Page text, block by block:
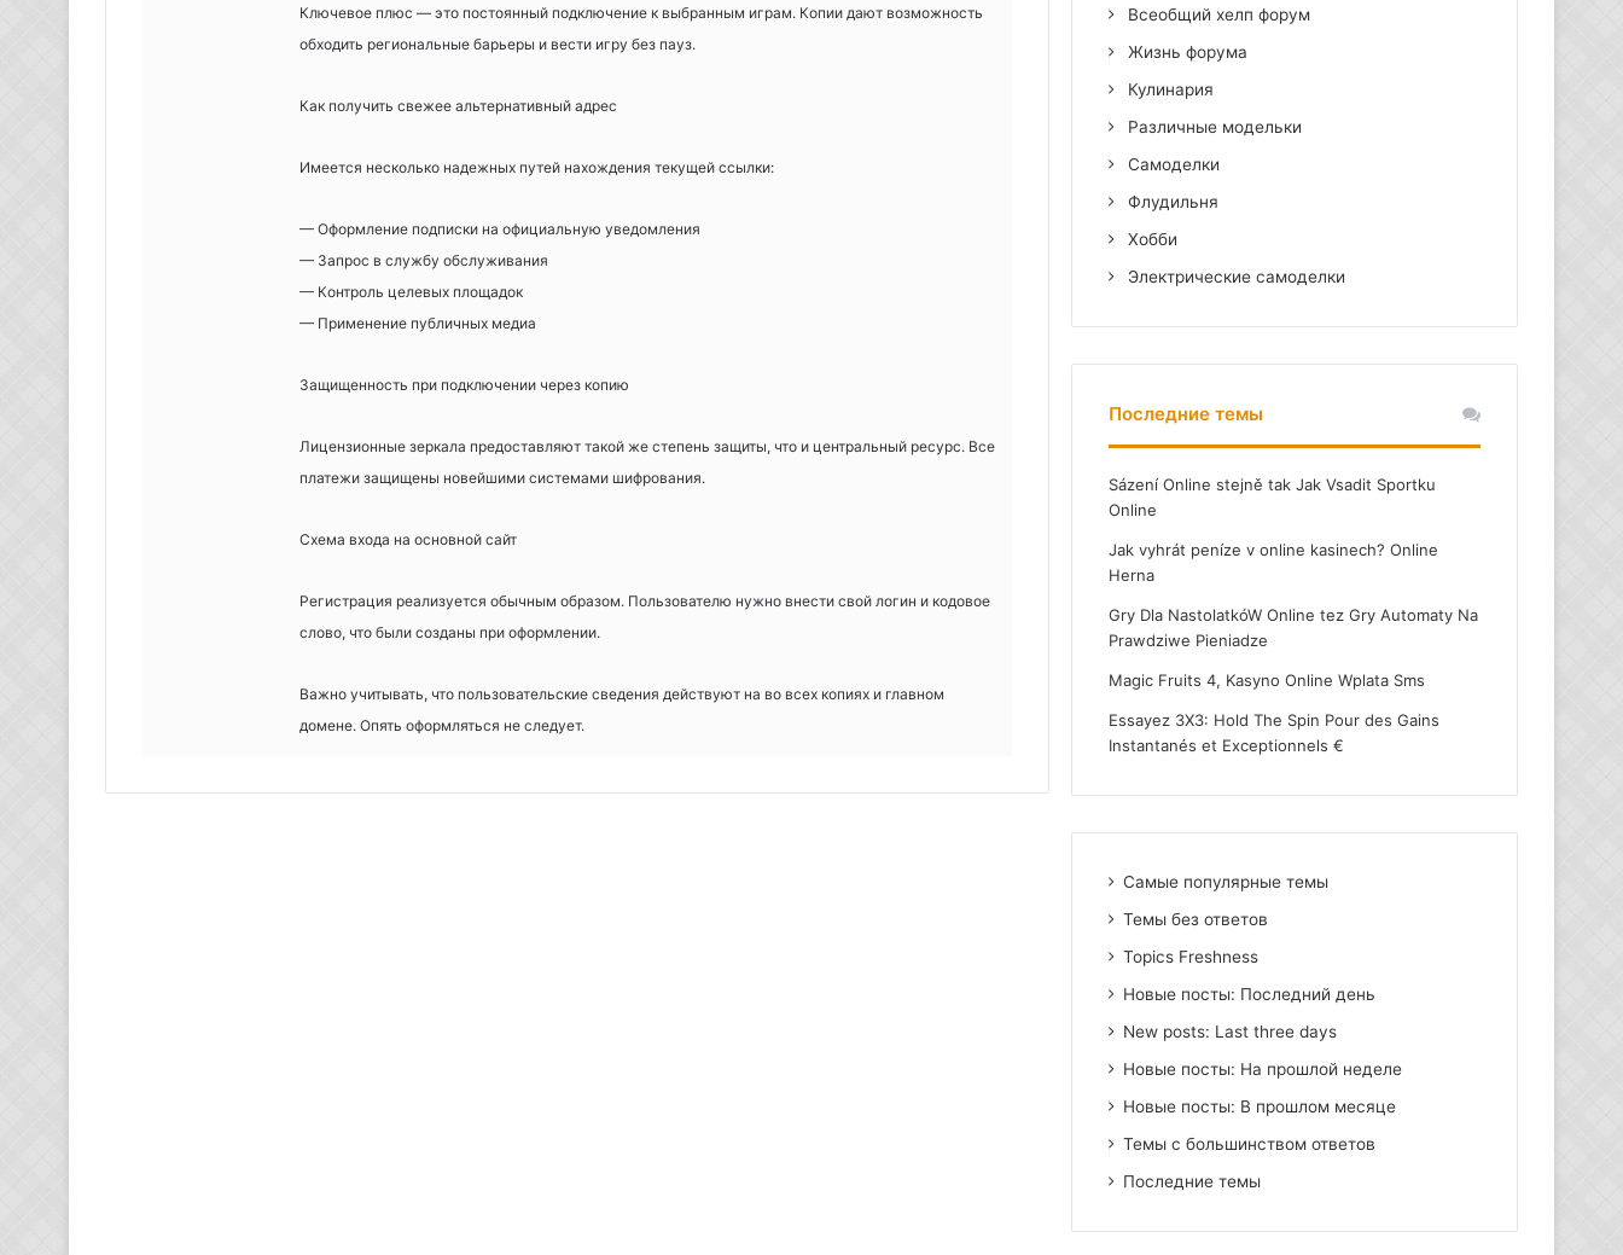
Ключевое плюс — это постоянный подключение к выбранным играм. Копии дают возможность
обходить региональные барьеры и вести игру без пауз.
Как получить свежее альтернативный адрес
Имеется несколько надежных путей нахождения текущей ссылки:
— Оформление подписки на официальную уведомления
— Запрос в службу обслуживания
— Контроль целевых площадок
— Применение публичных медиа
Защищенность при подключении через копию
Лицензионные зеркала предоставляют такой же степень защиты, что и центральный ресурс. Все
платежи защищены новейшими системами шифрования.
Схема входа на основной сайт
Регистрация реализуется обычным образом. Пользователю нужно внести свой логин и кодовое
слово, что были созданы при оформлении.
Важно учитывать, что пользовательские сведения действуют на во всех копиях и главном
домене. Опять оформляться не следует.
Всеобщий хелп форум
Жизнь форума
Кулинария
Различные модельки
Самоделки
Флудильня
Хобби
Электрические самоделки
Последние темы
Sázení Online stejně tak Jak Vsadit Sportku
Online
Jak vyhrát peníze v online kasinech? Online
Herna
Gry Dla NastolatkóW Online tez Gry Automaty Na
Prawdziwe Pieniadze
Magic Fruits 4, Kasyno Online Wplata Sms
Essayez 3X3: Hold The Spin Pour des Gains
Instantanés et Exceptionnels €
Самые популярные темы
Темы без ответов
Topics Freshness
Новые посты: Последний день
New posts: Last three days
Новые посты: На прошлой неделе
Новые посты: В прошлом месяце
Темы с большинством ответов
Последние темы